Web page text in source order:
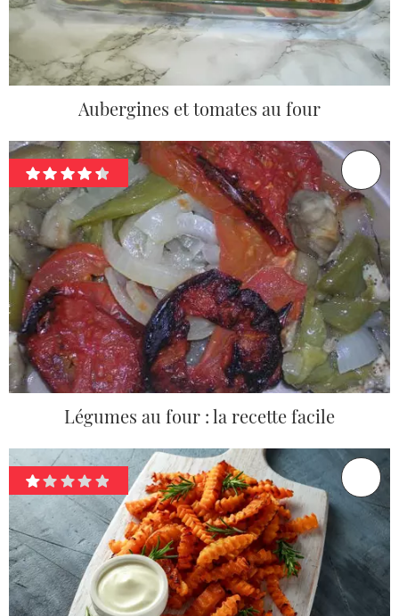
Aubergines et tomates au four
Légumes au four : la recette facile